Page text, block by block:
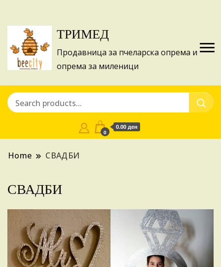
ТРИМЕД
Продавница за пчеларска опрема и
опрема за миленици
0
0.00 ден
Home СВАДБИ
СВАДБИ